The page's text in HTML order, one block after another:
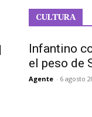
CULTURA
Infantino
el peso de
Agente - 6 agosto